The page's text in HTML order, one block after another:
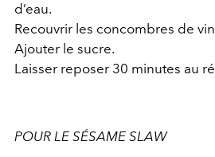
d’eau.
Recouvrir les concombres de
Ajouter le sucre.
Laisser reposer 30 minutes au
POUR LE SÉSAME SLAW